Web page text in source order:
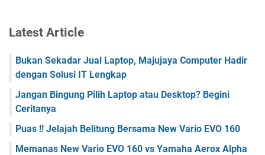
Latest Article
Bukan Sekadar Jual Laptop, Majujaya Computer Hadir
dengan Solusi IT Lengkap
Jangan Bingung Pilih Laptop atau Desktop? Begini
Ceritanya
Puas !! Jelajah Belitung Bersama New Vario EVO 160
Memanas New Vario EVO 160 vs Yamaha Aerox Alpha